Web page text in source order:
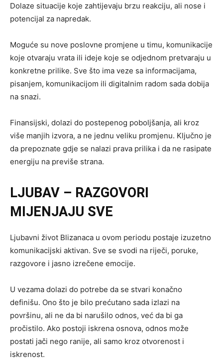
Dolaze situacije koje zahtijevaju brzu reakciju, ali nose i
potencijal za napredak.
Moguće su nove poslovne promjene u timu, komunikacije
koje otvaraju vrata ili ideje koje se odjednom pretvaraju u
konkretne prilike. Sve što ima veze sa informacijama,
pisanjem, komunikacijom ili digitalnim radom sada dobija
na snazi.
Finansijski, dolazi do postepenog poboljšanja, ali kroz
više manjih izvora, a ne jednu veliku promjenu. Ključno je
da prepoznate gdje se nalazi prava prilika i da ne rasipate
energiju na previše strana.
LJUBAV – RAZGOVORI
MIJENJAJU SVE
Ljubavni život Blizanaca u ovom periodu postaje izuzetno
komunikacijski aktivan. Sve se svodi na riječi, poruke,
razgovore i jasno izrečene emocije.
U vezama dolazi do potrebe da se stvari konačno
definišu. Ono što je bilo prećutano sada izlazi na
površinu, ali ne da bi narušilo odnos, već da bi ga
pročistilo. Ako postoji iskrena osnova, odnos može
postati jači nego ranije, ali samo kroz otvorenost i
iskrenost.